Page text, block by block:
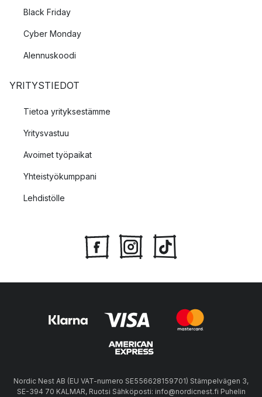
Black Friday
Cyber Monday
Alennuskoodi
YRITYSTIEDOT
Tietoa yrityksestämme
Yritysvastuu
Avoimet työpaikat
Yhteistyökumppani
Lehdistölle
Nordic Nest AB (EU VAT-numero SE556628159701) Stämpelvägen 3,
SE-394 70 KALMAR, Ruotsi Sähköposti: info@nordicnest.fi Puhelin